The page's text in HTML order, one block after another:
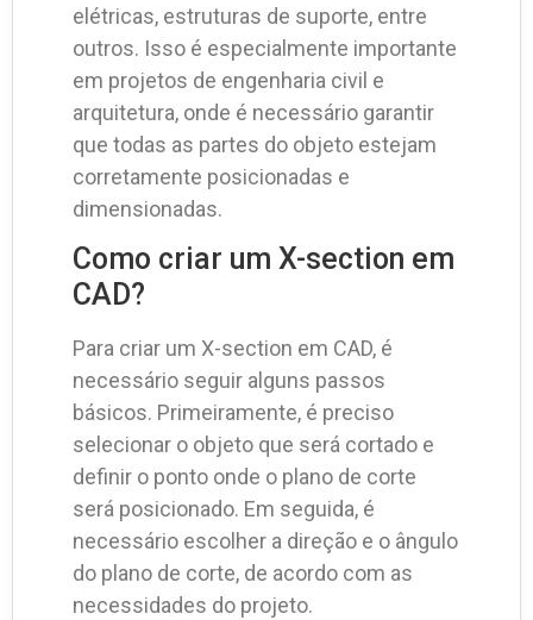
elétricas, estruturas de suporte, entre
outros. Isso é especialmente importante
em projetos de engenharia civil e
arquitetura, onde é necessário garantir
que todas as partes do objeto estejam
corretamente posicionadas e
dimensionadas.
Como criar um X-section em
CAD?
Para criar um X-section em CAD, é
necessário seguir alguns passos
básicos. Primeiramente, é preciso
selecionar o objeto que será cortado e
definir o ponto onde o plano de corte
será posicionado. Em seguida, é
necessário escolher a direção e o ângulo
do plano de corte, de acordo com as
necessidades do projeto.